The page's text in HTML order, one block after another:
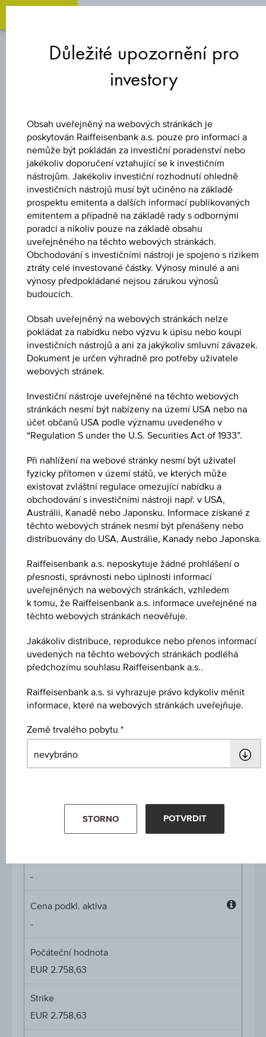
CERTIFIKÁT S
OCHRANOU
BOND 8
Uveřejněné produktové informace jsou určeny čistě pro
investory, kteří již mají produkt ve svém portfoliu. Tyto údaje
neslouží jako doporučení ani jako nabídka k nákupu těchto
cenných papírů.
ZMĚNA
+0,02(+0,02 %)
124,71 %
PRODEJ
POSLEDNÍ AKTUALIZACE
07.08.2026
09:25:28.055
UTC
Koordinovaný
světový
čas
Klíčové údaje
Název
Dividendenaktien Bond 8
ISIN / WKN
Podkladové aktivum
STOXX® Global Select Dividend 100 EUR Price
Index
Výše ochrany kapitálu
-
Cena podkl. aktiva
-
Počáteční hodnota
EUR 2.758,63
Strike
EUR 2.758,63
Důležité upozornění pro
investory
Obsah uveřejněný na webových stránkách je
poskytován Raiffeisenbank a.s. pouze pro informaci a
nemůže být pokládán za investiční poradenství nebo
jakékoliv doporučení vztahující se k investičním
nástrojům. Jakékoliv investiční rozhodnutí ohledně
investičních nástrojů musí být učiněno na základě
prospektu emitenta a dalších informací publikovaných
emitentem a případně na základě rady s odbornými
poradci a nikoliv pouze na základě obsahu
uveřejněného na těchto webových stránkách.
Obchodování s investičními nástroji je spojeno s rizikem
ztráty celé investované částky. Výnosy minulé a ani
výnosy předpokládané nejsou zárukou výnosů
budoucích.
Obsah uveřejněný na webových stránkách nelze
pokládat za nabídku nebo výzvu k úpisu nebo koupi
investičních nástrojů a ani za jakýkoliv smluvní závazek.
Dokument je určen výhradně pro potřeby uživatele
webových stránek.
Investiční nástroje uveřejněné na těchto webových
stránkách nesmí být nabízeny na území USA nebo na
účet občanů USA podle významu uvedeného v
“Regulation S under the U.S. Securities Act of 1933”.
Při nahlížení na webové stránky nesmí být uživatel
fyzicky přítomen v území států, ve kterých může
existovat zvláštní regulace omezující nabídku a
obchodování s investičními nástroji např. v USA,
Austrálii, Kanadě nebo Japonsku. Informace získané z
těchto webových stránek nesmí být přenášeny nebo
distribuovány do USA, Austrálie, Kanady nebo Japonska.
Raiffeisenbank a.s. neposkytuje žádné prohlášení o
přesnosti, správnosti nebo úplnosti informací
uveřejněných na webových stránkách, vzhledem
k tomu, že Raiffeisenbank a.s. informace uveřejněné na
těchto webových stránkách neověřuje.
Jakákoliv distribuce, reprodukce nebo přenos informací
uvedených na těchto webových stránkách podléhá
předchozímu souhlasu Raiffeisenbank a.s..
Raiffeisenbank a.s. si vyhrazuje právo kdykoliv měnit
informace, které na webových stránkách uveřejňuje.
Země trvalého pobytu
STORNO POTVRDIT